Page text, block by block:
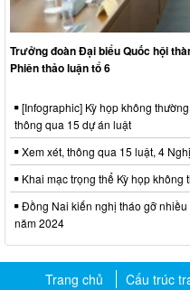
Trưởng đoàn Đại biểu Quốc hội
Phiên thảo luận tổ 6
[Infographic] Kỳ họp không
thông qua 15 dự án luật
Xem xét, thông qua 15 luật, 4
Khai mạc trọng thể Kỳ họp
Đồng Nai kiến nghị tháo gỡ
năm 2024
Trang chủ Cấu trúc